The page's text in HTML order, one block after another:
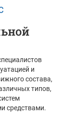
и
состава,
типов,
средствами.